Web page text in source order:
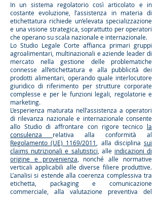
In un sistema regolatorio così articolato e in
costante evoluzione, l’assistenza in materia di
etichettatura richiede un’elevata specializzazione
e una visione strategica, soprattutto per operatori
che operano su scala nazionale e internazionale.
Lo Studio Legale Corte affianca primari gruppi
agroalimentari, multinazionali e aziende leader di
mercato nella gestione delle problematiche
connesse all’etichettatura e alla pubblicità dei
prodotti alimentari, operando quale interlocutore
giuridico di riferimento per strutture corporate
complesse e per le funzioni legali, regolatorie e
marketing.
L’esperienza maturata nell’assistenza a operatori
di rilevanza nazionale e internazionale consente
allo Studio di affrontare con rigore tecnico la
consulenza relativa alla conformità al
Regolamento (UE) 1169/2011
, alla disciplinasui
claims nutrizionali e salutistici , alle indicazioni di
origine e provenienza , nonché alle normative
verticali applicabili alle diverse filiere produttive.
L’analisi si estende alla coerenza complessiva tra
etichetta, packaging e comunicazione
commerciale, alla valutazione preventiva del